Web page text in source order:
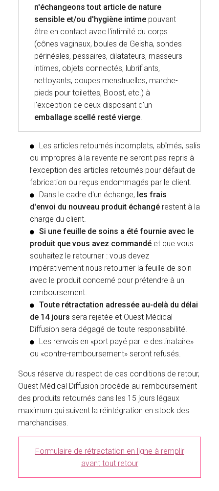
n'échangeons tout article de nature
sensible et/ou d'hygiène intime pouvant
être en contact avec l'intimité du corps
(cônes vaginaux, boules de Geisha, sondes
périnéales, pessaires, dilatateurs, masseurs
intimes, objets connectés, lubrifiants,
nettoyants, coupes menstruelles, marche-
pieds pour toilettes, Boost, etc.) à
l'exception de ceux disposant d'un
emballage scellé resté vierge
Les articles retournés incomplets, abîmés, salis
ou impropres à la revente ne seront pas repris à
l’exception des articles retournés pour défaut de
fabrication ou reçus endommagés par le client.
Dans le cadre d'un échange, les frais
d'envoi du nouveau produit échangé restent à la
charge du client.
Si une feuille de soins a été fournie avec le
produit que vous avez commandé et que vous
souhaitez le retourner : vous devez
impérativement nous retourner la feuille de soin
avec le produit concerné pour prétendre à un
remboursement.
Toute rétractation adressée au-delà du délai
de 14 jours sera rejetée et Ouest Médical
Diffusion sera dégagé de toute responsabilité.
Les renvois en «port payé par le destinataire»
ou «contre-remboursement» seront refusés.
Sous réserve du respect de ces conditions de retour,
Ouest Médical Diffusion procéde au remboursement
des produits retournés dans les 15 jours légaux
maximum qui suivent la réintégration en stock des
marchandises.
Formulaire de rétractation en ligne à remplir
avant tout retour